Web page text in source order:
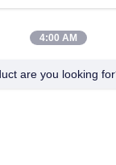
Produits
Au Sujet
4:00 AM
are you looking